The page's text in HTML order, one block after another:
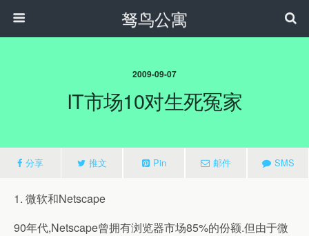
驽鸟公寓
2009-09-07
IT市场10对生死冤家
分享 推文 Pin 邮件 SMS
1. 微软和Netscape
90年代,Netscape曾拥有浏览器市场85%的份额.但由于微